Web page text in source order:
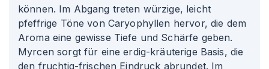
können. Im Abgang treten würzige, leicht
pfeffrige Töne von Caryophyllen hervor, die dem
Aroma eine gewisse Tiefe und Schärfe geben.
Myrcen sorgt für eine erdig-kräuterige Basis, die
den fruchtig-frischen Eindruck abrundet. Im